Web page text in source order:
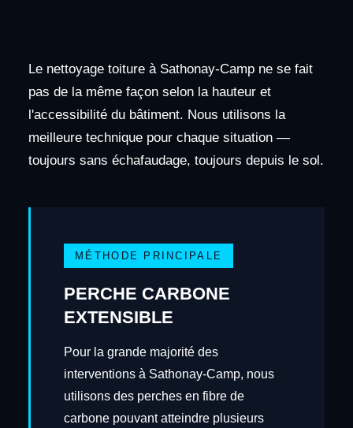
Le nettoyage toiture à Sathonay-Camp ne se fait
pas de la même façon selon la hauteur et
l'accessibilité du bâtiment. Nous utilisons la
meilleure technique pour chaque situation —
toujours sans échafaudage, toujours depuis le sol.
MÉTHODE PRINCIPALE
PERCHE CARBONE
EXTENSIBLE
Pour la grande majorité des
interventions à Sathonay-Camp, nous
utilisons des perches en fibre de
carbone pouvant atteindre plusieurs